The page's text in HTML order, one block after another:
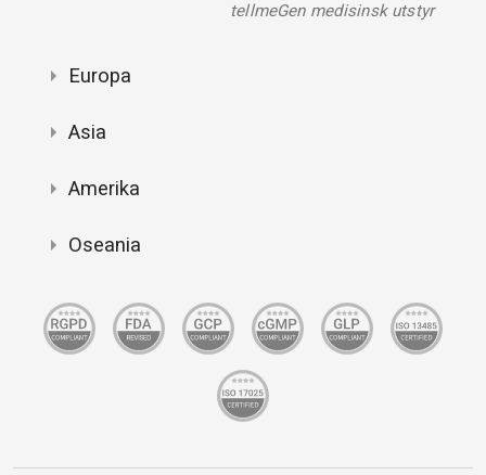
tellmeGen medisinsk utstyr
Europa
Asia
Amerika
Oseania